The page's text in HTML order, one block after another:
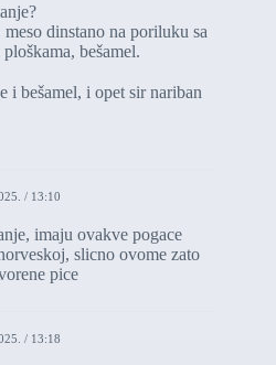
dinstano na poriluku sa
bešamel.
i bešamel, i opet sir nariban
/ 13:10
imaju ovakve pogace
slicno ovome zato
pice
/ 13:18